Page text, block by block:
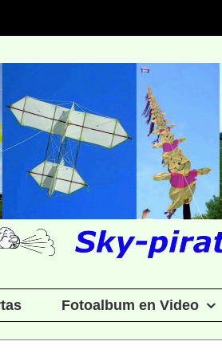
Fotoalbum en Video